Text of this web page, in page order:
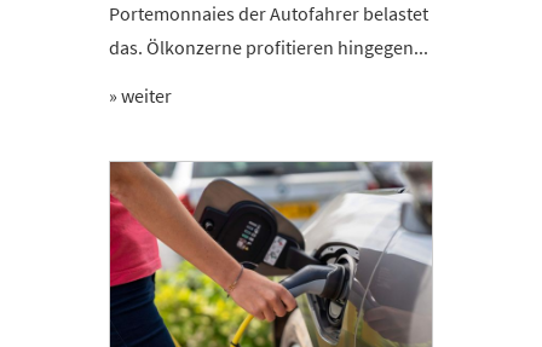
Portemonnaies der Autofahrer belastet
das. Ölkonzerne profitieren hingegen...
» weiter